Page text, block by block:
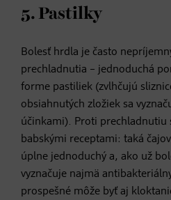
5. Pastilky
Bolesť hrdla je často
prechladnutia – jednoduchá
forme pastiliek (zvlhčujú
obsiahnutých zložiek sa
účinkami). Proti prechladnutiu
babskými receptami: taká
úplne jednoduchý a, ako už
vyznačuje najmä
prospešné môže byť aj